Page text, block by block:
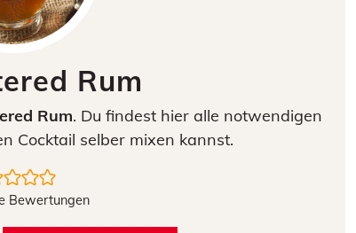
Rum
Rum. Du findest hier alle notwendigen
Cocktail selber mixen kannst.
Bewertungen